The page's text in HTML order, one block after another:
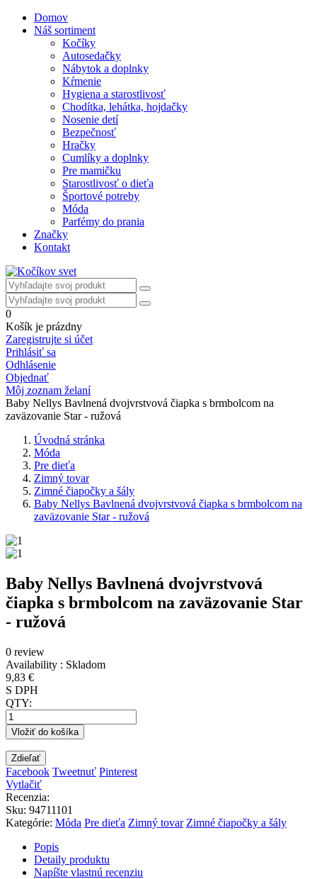
Domov
Náš sortiment
Kočíky
Autosedačky
Nábytok a doplnky
Kŕmenie
Hygiena a starostlivosť
Chodítka, lehátka, hojdačky
Nosenie detí
Bezpečnosť
Hračky
Cumlíky a doplnky
Pre mamičku
Starostlivosť o dieťa
Športové potreby
Móda
Parfémy do prania
Značky
Kontakt
0
Košík je prázdny
Zaregistrujte si účet
Prihlásiť sa
Odhlásenie
Objednať
Môj zoznam želaní
Baby Nellys Bavlnená dvojvrstvová čiapka s brmbolcom na
zaväzovanie Star - ružová
Úvodná stránka
Móda
Pre dieťa
Zimný tovar
Zimné čiapočky a šály
Baby Nellys Bavlnená dvojvrstvová čiapka s brmbolcom na
zaväzovanie Star - ružová
Baby Nellys Bavlnená dvojvrstvová
čiapka s brmbolcom na zaväzovanie Star
- ružová
0 review
Availability : Skladom
9,83 €
S DPH
QTY:
Vložiť do košíka
Zdieľať
Facebook Tweetnuť Pinterest
Vytlačiť
Recenzia:
Sku: 94711101
Kategórie: Móda Pre dieťa Zimný tovar Zimné čiapočky a šály
Popis
Detaily produktu
Napíšte vlastnú recenziu